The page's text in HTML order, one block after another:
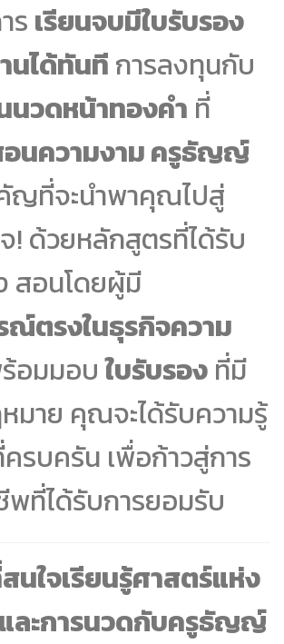
ร เรียนจบมีใบรับรอง
นได้ทันทีการลงทุนกับ
นวดหน้าทองคำ ที่
อนความงาม ครูธัญญ์
ญที่จะนำพาคุณไปสู่
! ด้วยหลักสูตรที่ได้รับ
สอนโดยผู้มี
ณ์ตรงในธุรกิจความ
ร้อมมอบใบรับรอง ที่มี
มาย คุณจะได้รับความรู้
รบครัน เพื่อก้าวสู่การ
พที่ได้รับการยอมรับ
นใจเรียนรู้ศาสตร์แห่ง
ละการนวดกับครูธัญญ์